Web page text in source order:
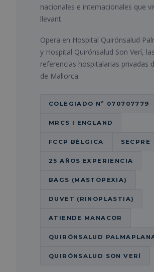
nacionales e internacionales que
llevant.
Opera en Hospital Quirónsalud
y Hospital Quirónsalud Son Verí, las
referencias hospitalarias privadas
de Mallorca.
COLEGIADO Nº 070707779
MRCS I ENGLAND
FCCP BÉLGICA SECPRE
25 AÑOS EXPERIENCIA
BAGS (MASTOPEXIA)
DUVET (RINOPLASTIA)
ATIENDE MANACOR
QUIRÓNSALUD
QUIRÓNSALUD SON VERÍ